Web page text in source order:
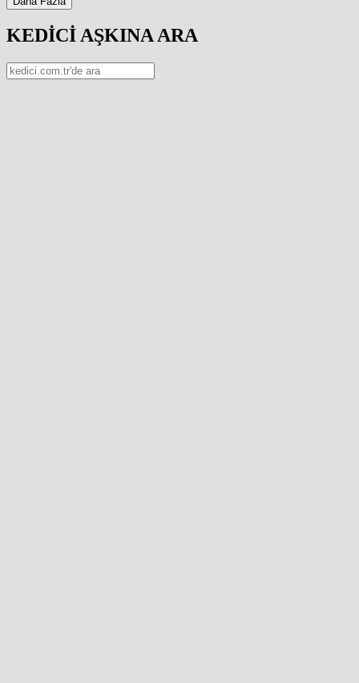
KEDİCİ AŞKINA ARA